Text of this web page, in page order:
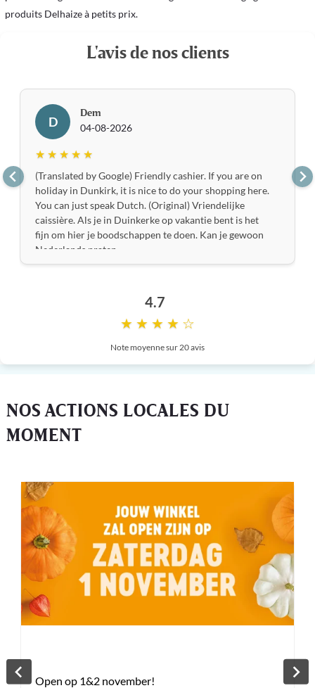
produits Delhaize à petits prix.
L'avis de nos clients
D
Dem
04-08-2026
★ ★ ★ ★ ★
(Translated by Google) Friendly cashier. If you are on
holiday in Dunkirk, it is nice to do your shopping here.
You can just speak Dutch. (Original) Vriendelijke
caissière. Als je in Duinkerke op vakantie bent is het
fijn om hier je boodschappen te doen. Kan je gewoon
Nederlands praten
4.7
★ ★ ★ ★ ☆
Note moyenne sur 20 avis
NOS ACTIONS LOCALES DU
MOMENT
Open op 1&2 november!